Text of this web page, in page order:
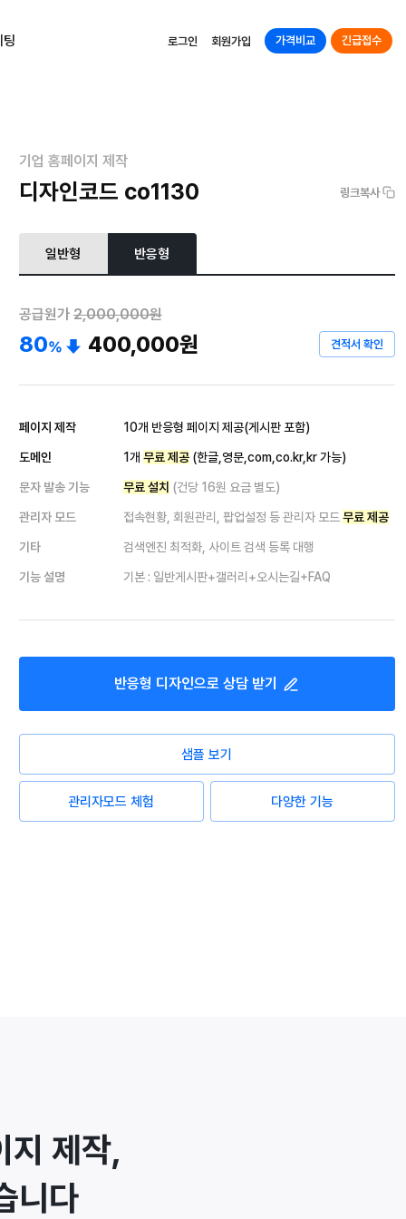
팅 로그인 회원가입 가격비교 긴급접수
기업 홈페이지 제작
디자인코드 co1130 링크복사
일반형 반응형
공급원가 2,000,000원
80% 400,000원 견적서 확인
페이지 제작 10개 반응형 페이지 제공(게시판 포함)
도메인 1개 무료 제공(한글,영문,com,co.kr,kr 가능)
문자 발송 기능 무료 설치 (건당 16원 요금 별도)
관리자 모드 접속현황, 회원관리, 팝업설정 등 관리자 모드 무료 제공
기타 검색엔진 최적화, 사이트 검색 등록 대행
기능 설명 기본 : 일반게시판+갤러리+오시는길+FAQ
반응형 디자인으로 상담 받기
샘플 보기
관리자모드 체험 다양한 기능
지 제작,
니다